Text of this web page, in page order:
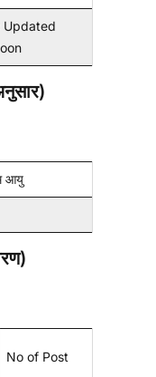
Updated
आयु
No of Post